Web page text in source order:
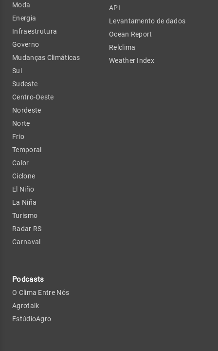
Moda
Energia
Infraestrutura
Governo
Mudanças Climáticas
Sul
Sudeste
Centro-Oeste
Nordeste
Norte
Frio
Temporal
Calor
Ciclone
El Niño
La Niña
Turismo
Radar RS
Carnaval
Podcasts
O Clima Entre Nós
Agrotalk
EstúdioAgro
API
Levantamento de dados
Ocean Report
Relclima
Weather Index